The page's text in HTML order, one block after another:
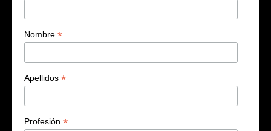
Nombre *
Apellidos *
Profesión *